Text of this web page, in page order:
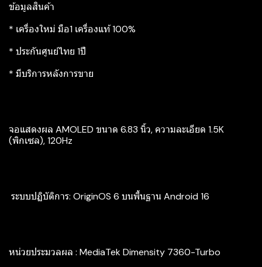
ข้อมูลสินค้า
* เครื่องใหม่ มือ1 เครื่องแท้ 100%
* ประกันศูนย์ไทย 1ปี
* มีบริการหลังการขาย
จอแสดงผล AMOLED ขนาด 6.83 นิ้ว, ความละเอียด 1.5K
(พิกเซล), 120Hz
‍ ระบบปฏิบัติการ: OriginOS 6 บนพื้นฐาน Android 16
หน่วยประมวลผล : MediaTek Dimensity 7360-Turbo